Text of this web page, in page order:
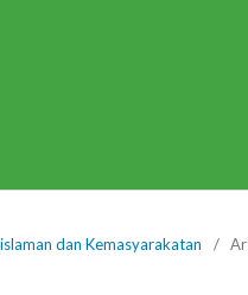
dan Kemasyarakatan /